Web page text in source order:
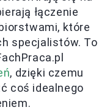
łączenie
które
specjalistów. To
, dzięki czemu
coś idealnego